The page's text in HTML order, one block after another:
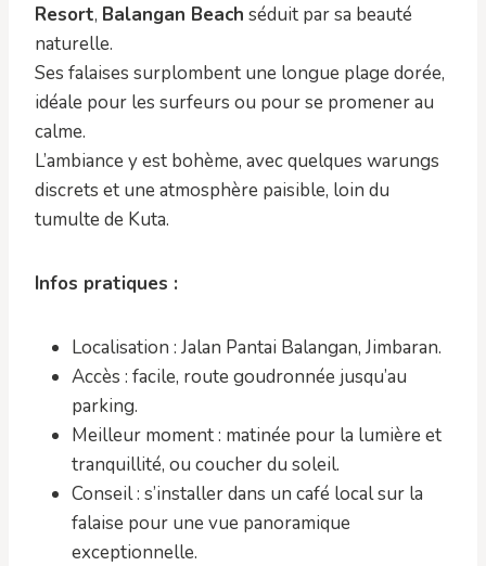
Resort, Balangan Beach séduit par sa beauté
naturelle.
Ses falaises surplombent une longue plage dorée,
idéale pour les surfeurs ou pour se promener au
calme.
L’ambiance y est bohème, avec quelques warungs
discrets et une atmosphère paisible, loin du
tumulte de Kuta.
Infos pratiques :
Localisation : Jalan Pantai Balangan, Jimbaran.
Accès : facile, route goudronnée jusqu’au
parking.
Meilleur moment : matinée pour la lumière et
tranquillité, ou coucher du soleil.
Conseil : s’installer dans un café local sur la
falaise pour une vue panoramique
exceptionnelle.